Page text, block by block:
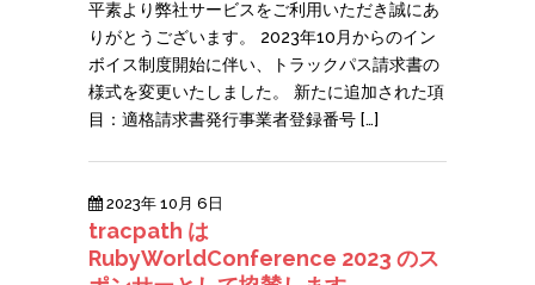
平素より弊社サービスをご利用いただき誠にあ
りがとうございます。 2023年10月からのイン
ボイス制度開始に伴い、トラックパス請求書の
様式を変更いたしました。 新たに追加された項
目：適格請求書発行事業者登録番号 […]
2023年 10月 6日
tracpath は
RubyWorldConference 2023 のス